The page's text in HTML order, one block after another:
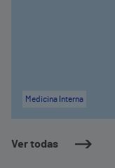
Ver todas
Medicina Interna